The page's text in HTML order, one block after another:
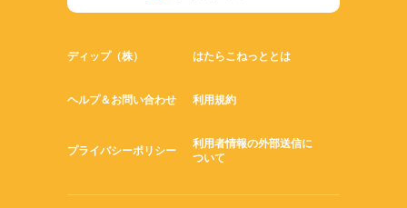
ディップ（株） はたらこねっととは
ヘルプ＆お問い合わせ 利用規約
プライバシーポリシー
利用者情報の外部送信に
ついて